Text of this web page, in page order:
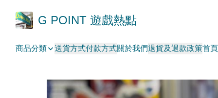
G POINT 遊戲熱點
商品分類 送貨方式付款方式關於我們退貨及退款政策首頁